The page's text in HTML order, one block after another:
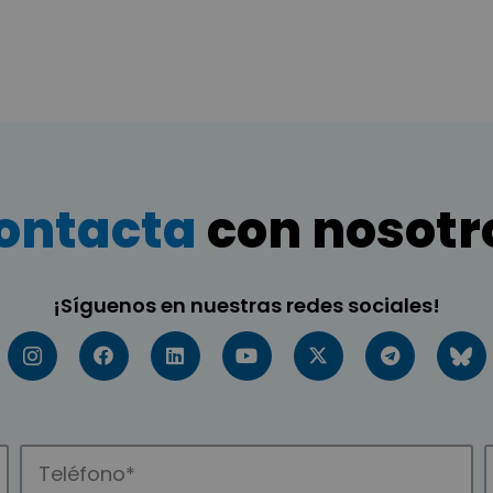
con
¡Síguenos en nuestras redes sociales!